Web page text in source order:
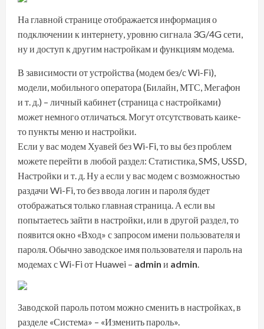
На главной странице отображается информация о
подключении к интернету, уровню сигнала 3G/4G сети,
ну и доступ к другим настройкам и функциям модема.
В зависимости от устройства (модем без/с Wi-Fi),
модели, мобильного оператора (Билайн, МТС, Мегафон
и т. д.) – личный кабинет (страница с настройками)
может немного отличаться. Могут отсутствовать каике-
то пункты меню и настройки.
Если у вас модем Хуавей без Wi-Fi, то вы без проблем
можете перейти в любой раздел: Статистика, SMS, USSD,
Настройки и т. д. Ну а если у вас модем с возможностью
раздачи Wi-Fi, то без ввода логин и пароля будет
отображаться только главная страница. А если вы
попытаетесь зайти в настройки, или в другой раздел, то
появится окно «Вход» с запросом имени пользователя и
пароля. Обычно заводское имя пользователя и пароль на
модемах с Wi-Fi от Huawei – admin и admin.
Заводской пароль потом можно сменить в настройках, в
разделе «Система» – «Изменить пароль».